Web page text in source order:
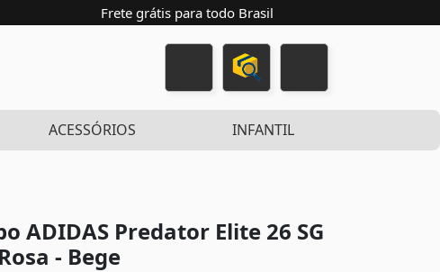
Frete grátis para todo Brasil
ACESSÓRIOS INFANTIL
ADIDAS Predator Elite 26 SG
Rosa - Bege